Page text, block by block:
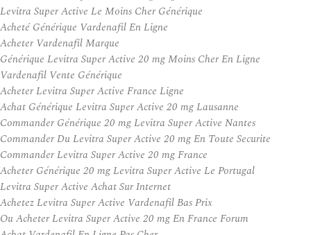
Levitra Super Active Le Moins Cher Générique
Acheté Générique Vardenafil En Ligne
Acheter Vardenafil Marque
Générique Levitra Super Active 20 mg Moins Cher En Ligne
Vardenafil Vente Générique
Acheter Levitra Super Active France Ligne
Achat Générique Levitra Super Active 20 mg Lausanne
Commander Générique 20 mg Levitra Super Active Nantes
Commander Du Levitra Super Active 20 mg En Toute Securite
Commander Levitra Super Active 20 mg France
Acheter Générique 20 mg Levitra Super Active Le Portugal
Levitra Super Active Achat Sur Internet
Achetez Levitra Super Active Vardenafil Bas Prix
Ou Acheter Levitra Super Active 20 mg En France Forum